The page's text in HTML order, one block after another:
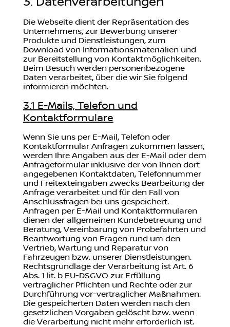
Die Webseite dient der Repräsentation des
Unternehmens, zur Bewerbung unserer
Produkte und Dienstleistungen, zum
Download von Informationsmaterialien und
zur Bereitstellung von Kontaktmöglichkeiten.
Beim Besuch werden personenbezogene
Daten verarbeitet, über die wir Sie folgend
informieren möchten.
3.1 E-Mails, Telefon und
Kontaktformulare
Wenn Sie uns per E-Mail, Telefon oder
Kontaktformular Anfragen zukommen lassen,
werden Ihre Angaben aus der E-Mail oder dem
Anfrageformular inklusive der von Ihnen dort
angegebenen Kontaktdaten, Telefonnummer
und Freitexteingaben zwecks Bearbeitung der
Anfrage verarbeitet und für den Fall von
Anschlussfragen bei uns gespeichert.
Anfragen per E-Mail und Kontaktformularen
dienen der allgemeinen Kundebetreuung und
Beratung, Vereinbarung von Probefahrten und
Beantwortung von Fragen rund um den
Vertrieb, Wartung und Reparatur von
Fahrzeugen bzw. unserer Dienstleistungen.
Rechtsgrundlage der Verarbeitung ist Art. 6
Abs. 1 lit. b EU-DSGVO zur Erfüllung
vertraglicher Pflichten und Rechte oder zur
Durchführung vor-vertraglicher Maßnahmen.
Die gespeicherten Daten werden nach den
gesetzlichen Vorgaben gelöscht bzw. wenn
die Verarbeitung nicht mehr erforderlich ist.